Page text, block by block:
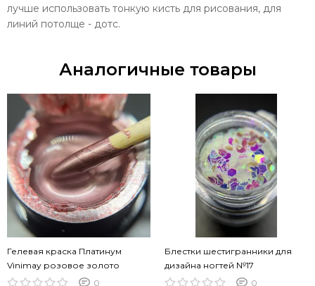
лучше использовать тонкую кисть для рисования, для
линий потолще - дотс.
Аналогичные товары
Гелевая краска Платинум
Vinimay розовое золото
0
Блестки шестигранники для
дизайна ногтей №17
0